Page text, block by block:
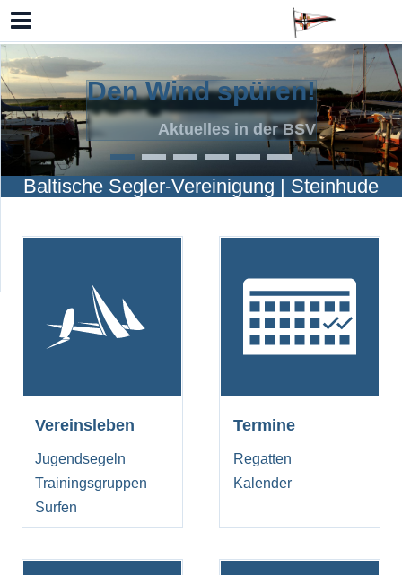
Den Wind spüren!
Aktuelles in der BSV
Baltische Segler-Vereinigung | Steinhude
Vereinsleben
Jugendsegeln
Trainingsgruppen
Surfen
Termine
Regatten
Kalender